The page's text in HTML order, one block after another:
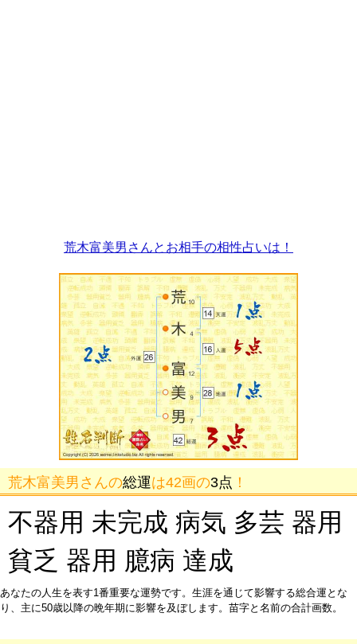
荒木富美男さんとお相手の相性占いは！
荒木富美男さんの総運は42画の3点 ！
不器用 未完成 病気 多芸 器用
貧乏 器用 臆病 達成
あなたの人生を表す1番重要な運勢です。生涯を通じて影響する総合運とな
り、主に50歳以降の晩年期に影響を及ぼします。苗字と名前の合計画数。